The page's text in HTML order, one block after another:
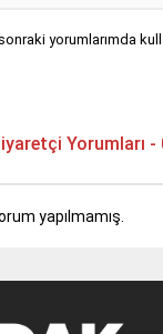
yorumlarımda
Yorumları -
yapılmamış.